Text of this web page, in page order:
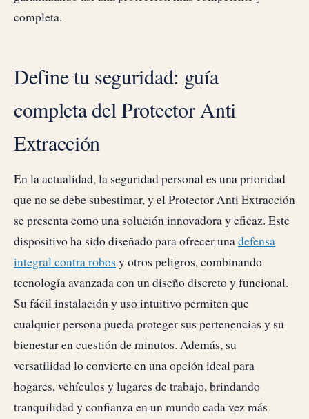
completa.
Define tu seguridad: guía
completa del Protector Anti
Extracción
En la actualidad, la seguridad personal es una prioridad
que no se debe subestimar, y el Protector Anti Extracción
se presenta como una solución innovadora y eficaz. Este
dispositivo ha sido diseñado para ofrecer unadefensa
integral contra robos y otros peligros, combinando
tecnología avanzada con un diseño discreto y funcional.
Su fácil instalación y uso intuitivo permiten que
cualquier persona pueda proteger sus pertenencias y su
bienestar en cuestión de minutos. Además, su
versatilidad lo convierte en una opción ideal para
hogares, vehículos y lugares de trabajo, brindando
tranquilidad y confianza en un mundo cada vez más